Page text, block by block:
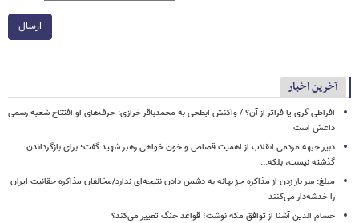
ارسال
آخرین اخبار
افراطی گری یا فراتر از آن؟ / واکنش ابطحی به محمدباقر خرازی: حرف‌های او افتتاح شعبه رسمی
داعش است
دبیر جبهه مردمی انقلاب از اهمیت قصاص و خون خواهی رهبر شهید گفت؛ برای بازگرداندن
گذشته نیست، بلکه...
مبلغ: سر باز زدن از مذاکره‌ جز بهانه به دشمن دادن نتیجه‌ای ندارد/مخالفان مذاکره حقانیت ایران
را خدشه‌دار می‌کنند
حسام الدین آشنا از توافق مکه نوشت؛ قواعد جنگ تغییر می‌کند؟